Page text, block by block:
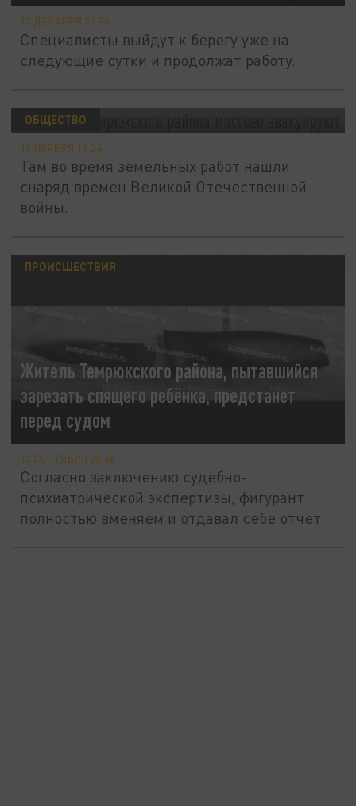
17 ДЕКАБРЯ 20:26
Специалисты выйдут к берегу уже на
следующие сутки и продолжат работу.
эвакуируют
ОБЩЕСТВО
19 НОЯБРЯ 11:24
Там во время земельных работ нашли
снаряд времен Великой Отечественной
войны.
Житель Темрюкского района, пытавшийся
зарезать спящего ребёнка, предстанет
перед судом
ПРОИСШЕСТВИЯ
13 СЕНТЯБРЯ 20:36
Согласно заключению судебно-
психиатрической экспертизы, фигурант
полностью вменяем и отдавал себе отчёт в